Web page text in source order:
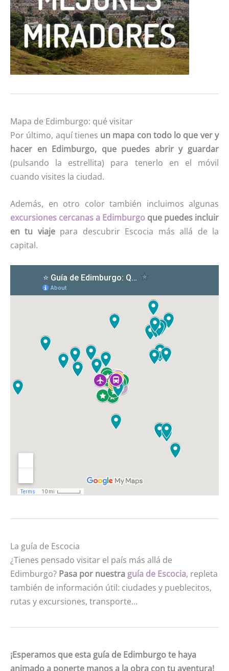
Mapa de Edimburgo: qué visitar
Por último, aquí tienes un mapa con todo lo que ver y
hacer en Edimburgo, que puedes abrir y guardar
(pulsando la estrellita) para tenerlo en el móvil
cuando visites la ciudad.
Además, en otro color también incluimos algunas
excursiones cercanas a Edimburgo que puedes incluir
en tu viaje para descubrir Escocia más allá de la
capital.
La guía de Escocia
¿Tienes pensado visitar el país más allá de
Edimburgo? Pasa por nuestra guía de Escocia, repleta
también de información útil: ciudades y pueblecitos,
rutas y excursiones, transporte…
¡Esperamos que esta guía de Edimburgo te haya
animado a ponerte manos a la obra con tu aventura!